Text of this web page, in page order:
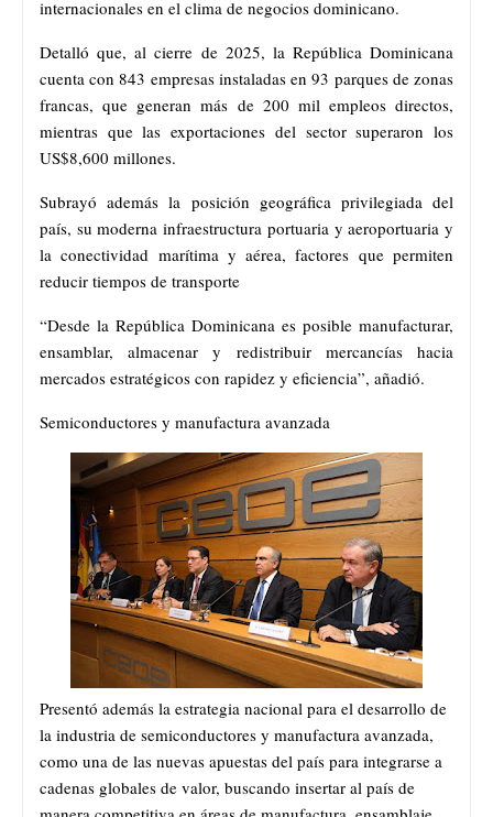
internacionales en el clima de negocios dominicano.
Detalló que, al cierre de 2025, la República Dominicana
cuenta con 843 empresas instaladas en 93 parques de zonas
francas, que generan más de 200 mil empleos directos,
mientras que las exportaciones del sector superaron los
US$8,600 millones.
Subrayó además la posición geográfica privilegiada del
país, su moderna infraestructura portuaria y aeroportuaria y
la conectividad marítima y aérea, factores que permiten
reducir tiempos de transporte
“Desde la República Dominicana es posible manufacturar,
ensamblar, almacenar y redistribuir mercancías hacia
mercados estratégicos con rapidez y eficiencia”, añadió.
Semiconductores y manufactura avanzada
Presentó además la estrategia nacional para el desarrollo de
la industria de semiconductores y manufactura avanzada,
como una de las nuevas apuestas del país para integrarse a
cadenas globales de valor, buscando insertar al país de